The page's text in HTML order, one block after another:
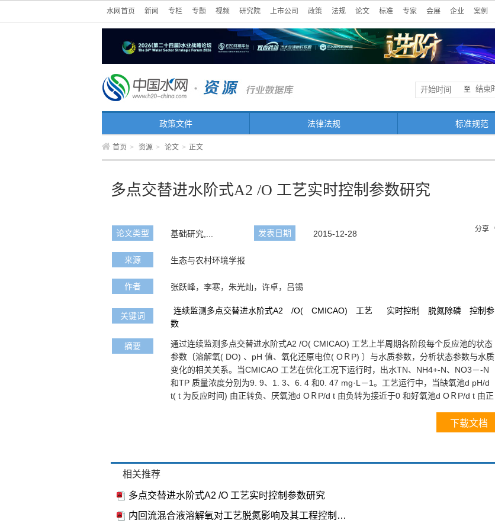
水网首页 新闻 专栏 专题 视频 研究院 上市公司 政策 法规 论文 标准 专家 会展 企业 案例
至
政策文件 法律法规 标准规范
首页 > 资源 > 论文 > 正文
多点交替进水阶式A2 /O 工艺实时控制参数研究
论文类型 基础研究,... 发表日期 2015-12-28
来源 生态与农村环境学报
作者 张跃峰，李寒，朱光灿，许卓，吕锡
关键词
连续监测多点交替进水阶式A2 /O( CMICAO) 工艺 实时控制 脱氮除磷
控制参
数
摘要
通过连续监测多点交替进水阶式A2 /O( CMICAO) 工艺上半周期各阶段每个反应池的状态
参数〔溶解氧( DO) 、pH 值、氧化还原电位( OＲP) 〕与水质参数，分析状态参数与水质
变化的相关关系。当CMICAO 工艺在优化工况下运行时，出水TN、NH4+-N、NO3－-N
和TP 质量浓度分别为9. 9、1. 3、6. 4 和0. 47 mg·L－1。工艺运行中，当缺氧池d pH/d
t( t 为反应时间) 由正转负、厌氧池d OＲP/d t 由负转为接近于0 和好氧池d OＲP/d t 由正
分享
下载文档
相关推荐
多点交替进水阶式A2 /O 工艺实时控制参数研究
内回流混合液溶解氧对工艺脱氮影响及其工程控制措施